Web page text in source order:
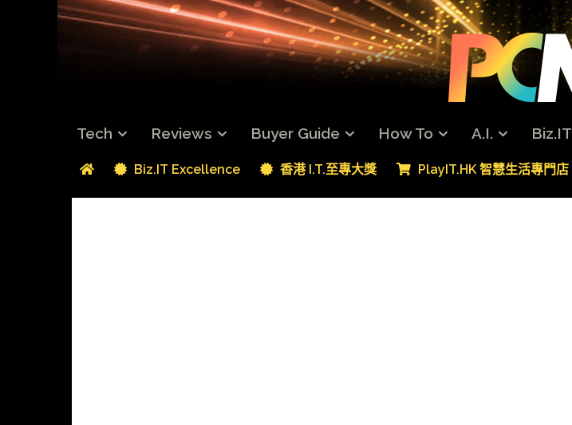
Tech Reviews Buyer Guide How To A.I. Biz.IT
Biz.IT Excellence 香港 I.T.至專大獎 PlayIT.HK 智慧生活專門店